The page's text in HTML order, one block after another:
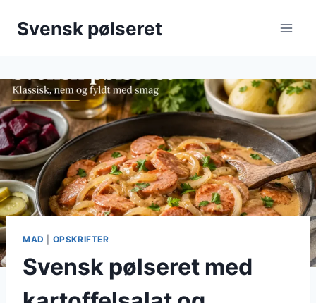
Svensk pølseret
MAD OPSKRIFTER
Svensk pølseret med